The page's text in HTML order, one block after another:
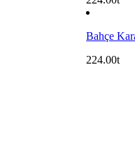
Bahçe
224.00